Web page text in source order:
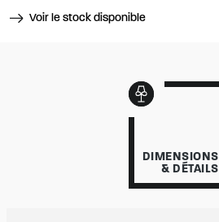
Voir le stock disponible
DIMENSIONS
& DÉTAILS